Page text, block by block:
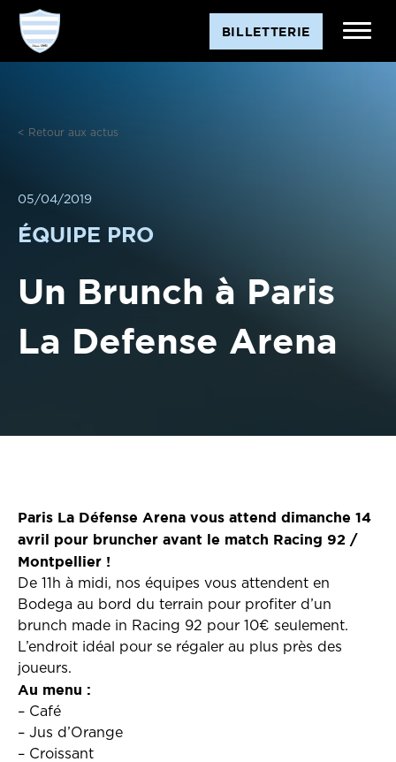
Aller
contenu
BILLETTERIE
< Retour aux actus
05/04/2019
ÉQUIPE PRO
Un Brunch à Paris
La Defense Arena
Paris La Défense Arena vous attend dimanche 14
avril pour bruncher avant le match Racing 92 /
Montpellier !
De 11h à midi, nos équipes vous attendent en
Bodega au bord du terrain pour profiter d’un
brunch made in Racing 92 pour 10€ seulement.
L’endroit idéal pour se régaler au plus près des
joueurs.
Au menu :
– Café
– Jus d’Orange
– Croissant